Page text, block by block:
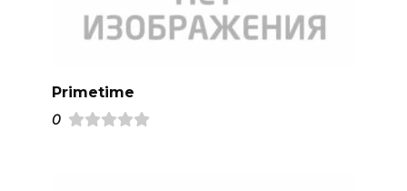
Primetime
0